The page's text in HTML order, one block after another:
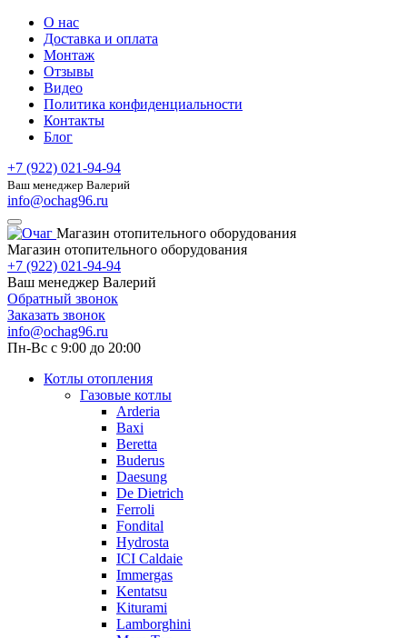
О нас
Доставка и оплата
Монтаж
Отзывы
Видео
Политика конфиденциальности
Контакты
Блог
+7 (922) 021-94-94
Ваш менеджер Валерий
info@ochag96.ru
Магазин отопительного оборудования
Магазин отопительного оборудования
+7 (922) 021-94-94
Ваш менеджер Валерий
Обратный звонок
Заказать звонок
info@ochag96.ru
Пн-Вс с 9:00 до 20:00
Котлы отопления
Газовые котлы
Arderia
Baxi
Beretta
Buderus
Daesung
De Dietrich
Ferroli
Fondital
Hydrosta
ICI Caldaie
Immergas
Kentatsu
Kiturami
Lamborghini